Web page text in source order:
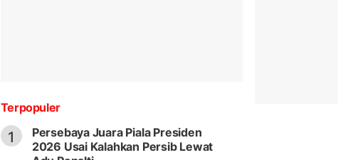
Terpopuler
1
Persebaya Juara Piala Presiden
2026 Usai Kalahkan Persib Lewat